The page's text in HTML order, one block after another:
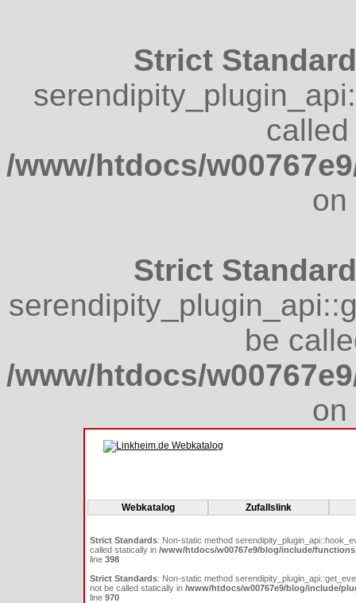
Strict
/www/htdocs/
Strict
be
/www/htdocs/
Webkatalog Zufallslink
Strict Standards: Non-static method
called statically in /www/htdocs/w00767e9/blog/include/
line 398
Strict Standards: Non-static method
not be called statically in /www/htdocs/w00767e9/blog/include/
line 970